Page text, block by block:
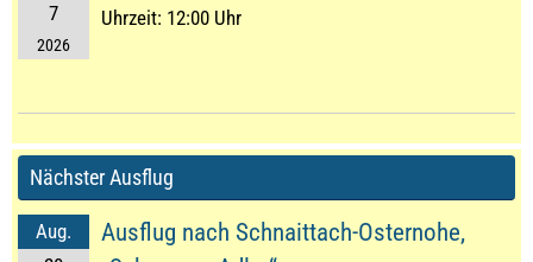
7
2026
Uhrzeit: 12:00 Uhr
Nächster Ausflug
Aug.
Ausflug nach Schnaittach-Osternohe,